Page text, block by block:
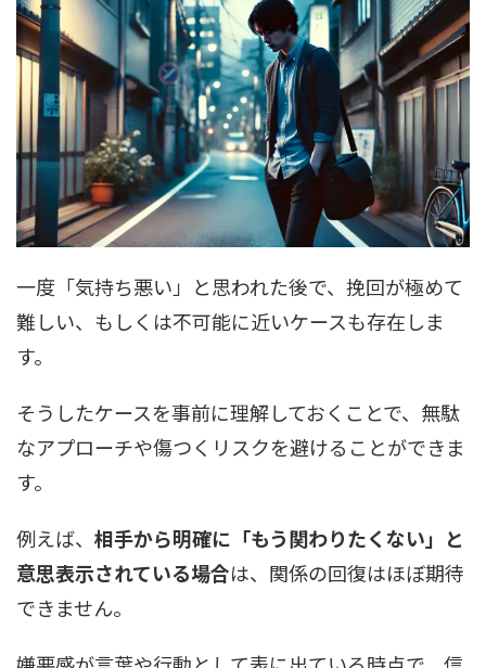
一度「気持ち悪い」と思われた後で、挽回が極めて
難しい、もしくは不可能に近いケースも存在しま
す。
そうしたケースを事前に理解しておくことで、無駄
なアプローチや傷つくリスクを避けることができま
す。
例えば、 相手から明確に「もう関わりたくない」と
意思表示されている場合は、関係の回復はほぼ期待
できません。